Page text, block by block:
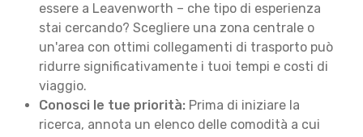
essere a Leavenworth – che tipo di esperienza
stai cercando? Scegliere una zona centrale o
un'area con ottimi collegamenti di trasporto può
ridurre significativamente i tuoi tempi e costi di
viaggio.
Conosci le tue priorità: Prima di iniziare la
ricerca, annota un elenco delle comodità a cui